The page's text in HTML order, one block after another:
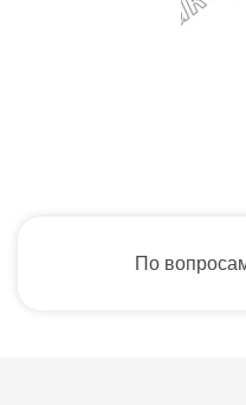
По